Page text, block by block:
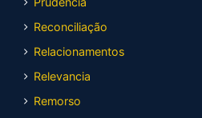
Reconciliação
Relacionamentos
Relevancia
Remorso